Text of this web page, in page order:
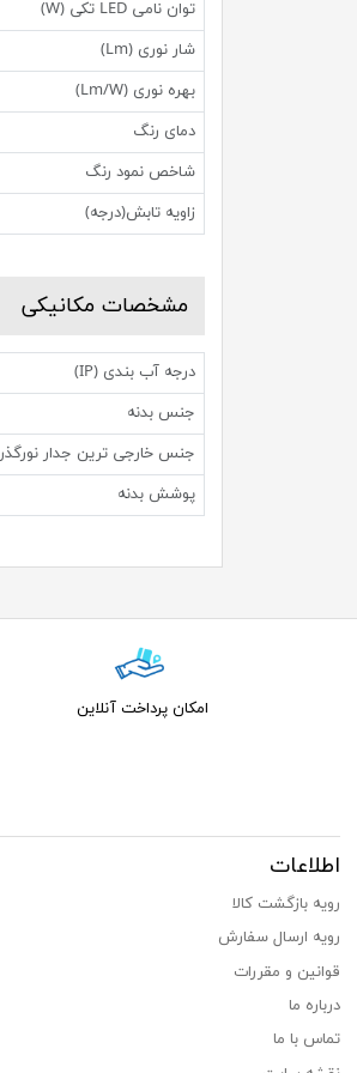
توان نامی LED تکی (W)
شار نوری (Lm)
بهره نوری (Lm/W)
دمای رنگ
شاخص نمود رنگ
زاویه تابش(درجه)
مشخصات مکانیکی
درجه آب بندی (IP)
جنس بدنه
جنس خارجی ترین جدار نورگذر
پوشش بدنه
امکان پرداخت آنلاین
اطلاعات
رویه بازگشت کالا
رویه ارسال سفارش
قوانین و مقررات
درباره ما
تماس با ما